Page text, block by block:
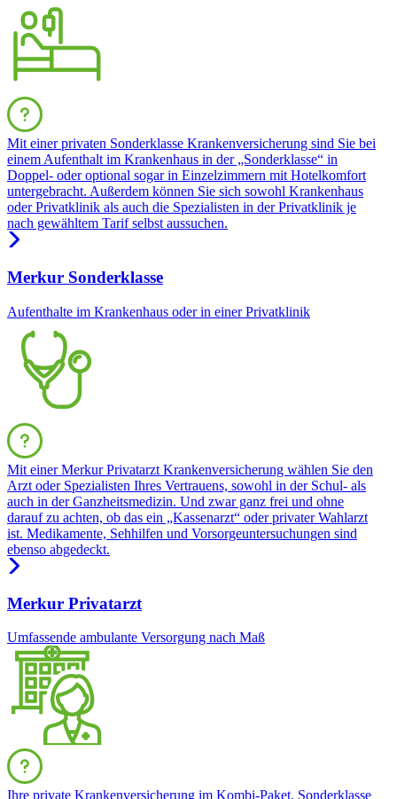
Mit einer privaten Sonderklasse Krankenversicherung sind Sie bei
einem Aufenthalt im Krankenhaus in der „Sonderklasse“ in
Doppel- oder optional sogar in Einzelzimmern mit Hotelkomfort
untergebracht. Außerdem können Sie sich sowohl Krankenhaus
oder Privatklinik als auch die Spezialisten in der Privatklinik je
nach gewähltem Tarif selbst aussuchen.
Merkur Sonderklasse
Aufenthalte im Krankenhaus oder in einer Privatklinik
Mit einer Merkur Privatarzt Krankenversicherung wählen Sie den
Arzt oder Spezialisten Ihres Vertrauens, sowohl in der Schul- als
auch in der Ganzheitsmedizin. Und zwar ganz frei und ohne
darauf zu achten, ob das ein „Kassenarzt“ oder privater Wahlarzt
ist. Medikamente, Sehhilfen und Vorsorgeuntersuchungen sind
ebenso abgedeckt.
Merkur Privatarzt
Umfassende ambulante Versorgung nach Maß
Ihre private Krankenversicherung im Kombi-Paket, Sonderklasse